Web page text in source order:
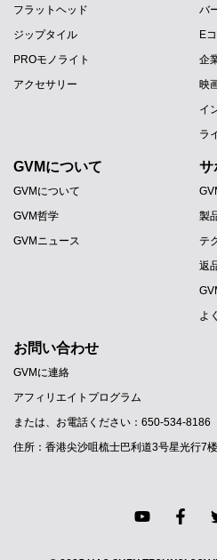
フラットヘッド
ジップタイル
PROモノライト
アクセサリー
バ
E
企
映
イ
ラ
GVMについて
GVMについて
GVM哲学
GVMニュース
サ
製
テ
返
よ
お問い合わせ
GVMに連絡
アフィリエイトプログラム
または、お電話ください：650-534-8186
住所：香港尖沙咀梳士巴利道3号星光行7
ES
PT